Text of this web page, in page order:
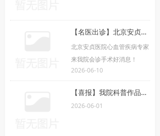
【名医出诊】北京安贞医院心血管疾病专家来我院会诊手术
北京安贞医院心血管疾病专家
来我院会诊手术好消息！
2026-06-10
【喜报】我院科普作品入选中华护理学会全国学术交流会现场展演
2026-06-01